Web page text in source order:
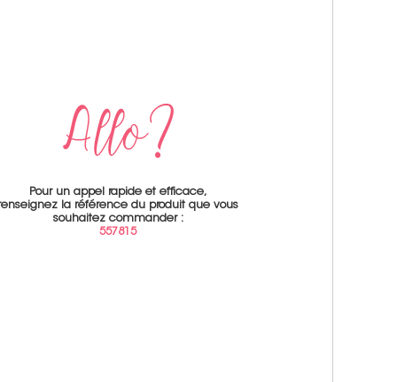
Pour un appel rapide et efficace,
renseignez la référence du produit que vous
souhaitez commander :
557815